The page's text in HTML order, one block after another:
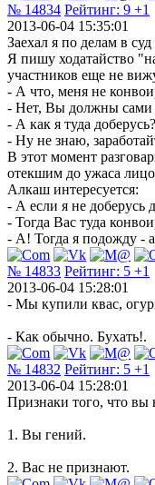
№ 14834 Рейтинг: 9 +1
2013-06-04 15:35:01
Заехал я по делам в
Я пишу ходатайство
участников еще не
- А что, меня не
- Нет, Вы должны сами
- А как я туда
- Ну не знаю,
В этот момент
отекшим до ужаса
Алкаш интересуется:
- А если я не доберусь
- Тогда Вас туда
- А! Тогда я подожду -
№ 14833 Рейтинг: 5 +1
2013-06-04 15:28:01
- Мы купили квас,
- Как обычно. Бухать!.
№ 14832 Рейтинг: 5 +1
2013-06-04 15:28:01
Признаки того, что
1. Вы гений.
2. Вас не признают.